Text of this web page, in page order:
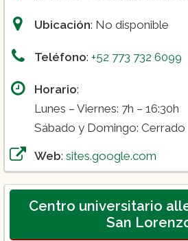
Ubicación: No disponible
Teléfono: +52 773 732 6099
Horario:
Lunes – Viernes: 7h – 16:30h
Sábado y Domingo: Cerrado
Web: sites.google.com
Centro universitario
San